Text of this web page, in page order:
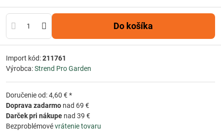
Do košíka
Import kód:211761
Výrobca:Strend Pro Garden
Doručenie od: 4,60 € *
Doprava zadarmo nad 69 €
Darček pri nákupe nad 39 €
Bezproblémovévrátenie tovaru